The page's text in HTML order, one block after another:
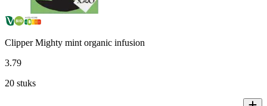
Clipper Mighty mint organic infusion
3.79
20 stuks